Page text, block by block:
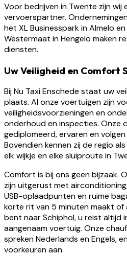
Voor bedrijven in Twente zijn wij
vervoerspartner.
het XL Businesspark in Almelo
Westermaat in Hengelo maken
diensten.
Uw Veiligheid en Comfort
Bij Nu Taxi Enschede staat uw
plaats. Al onze voertuigen zijn
veiligheidsvoorzieningen en
onderhoud en inspecties. Onze
gediplomeerd, ervaren en
Bovendien kennen zij de regio
elk wijkje en elke sluiproute in
Comfort is bij ons geen bijzaak.
zijn uitgerust met
USB-oplaadpunten en ruime
korte rit van 5 minuten maakt
bent naar Schiphol, u reist altijd
aangenaam voertuig. Onze
spreken Nederlands en Engels,
voorkeuren aan.